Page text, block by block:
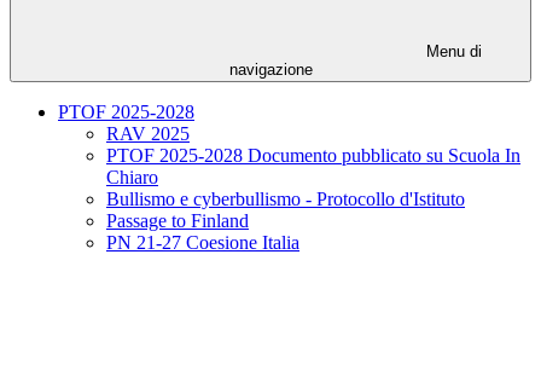
Menu di
navigazione
PTOF 2025-2028
RAV 2025
PTOF 2025-2028 Documento pubblicato su Scuola In
Chiaro
Bullismo e cyberbullismo - Protocollo d'Istituto
Passage to Finland
PN 21-27 Coesione Italia